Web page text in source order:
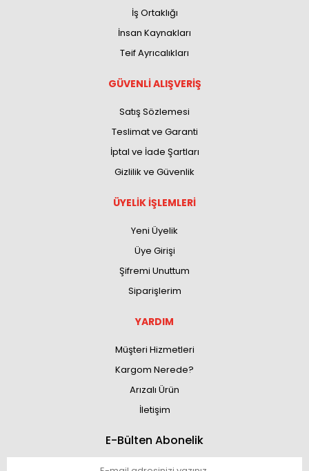
İş Ortaklığı
İnsan Kaynakları
Teif Ayrıcalıkları
GÜVENLİ ALIŞVERİŞ
Satış Sözlemesi
Teslimat ve Garanti
İptal ve İade Şartları
Gizlilik ve Güvenlik
ÜYELİK İŞLEMLERİ
Yeni Üyelik
Üye Girişi
Şifremi Unuttum
Siparişlerim
YARDIM
Müşteri Hizmetleri
Kargom Nerede?
Arızalı Ürün
İletişim
E-Bülten Abonelik